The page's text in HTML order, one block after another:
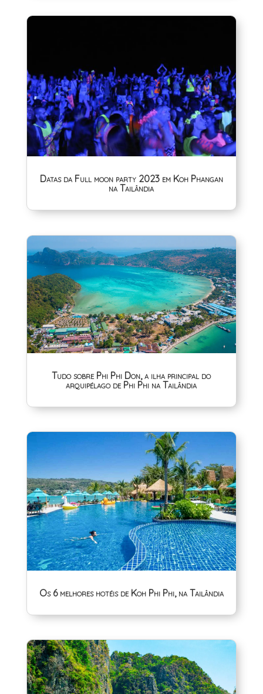
Datas da Full moon party 2023 em Koh Phangan
na Tailândia
Tudo sobre Phi Phi Don, a ilha principal do
arquipélago de Phi Phi na Tailândia
Os 6 melhores hotéis de Koh Phi Phi, na Tailândia